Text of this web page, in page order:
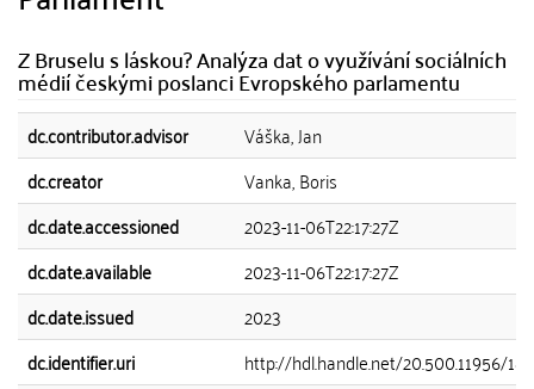
Z Bruselu s láskou? Analýza dat o využívání sociálních
médií českými poslanci Evropského parlamentu
dc.contributor.advisor
Váška, Jan
dc.creator
Vanka, Boris
dc.date.accessioned
2023-11-06T22:17:27Z
dc.date.available
2023-11-06T22:17:27Z
dc.date.issued
2023
dc.identifier.uri
http://hdl.handle.net/20.500.11956/